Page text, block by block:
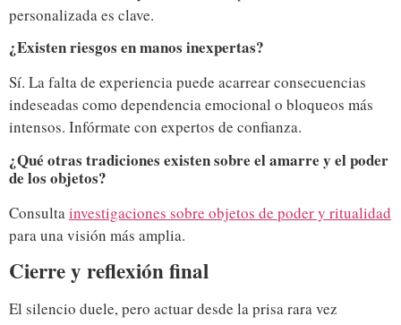
personalizada es clave.
¿Existen riesgos en manos inexpertas?
Sí. La falta de experiencia puede acarrear consecuencias
indeseadas como dependencia emocional o bloqueos más
intensos. Infórmate con expertos de confianza.
¿Qué otras tradiciones existen sobre el amarre y el poder
de los objetos?
Consultainvestigaciones sobre objetos de poder y ritualidad
para una visión más amplia.
Cierre y reflexión final
El silencio duele, pero actuar desde la prisa rara vez